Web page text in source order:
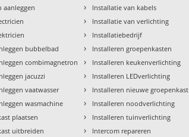
aanleggen
bubbelbad
combimagnetron
jacuzzi
vaatwasser
wasmachine
plaatsen
uitbreiden
› Installatie van kabels
› Installatie van verlichting
› Installatiebedrijf
› Installeren groepenkasten
› Installeren keukenverlichting
› Installeren LEDverlichting
› Installeren nieuwe groepenkast
› Installeren noodverlichting
› Installeren tuinverlichting
› Intercom repareren